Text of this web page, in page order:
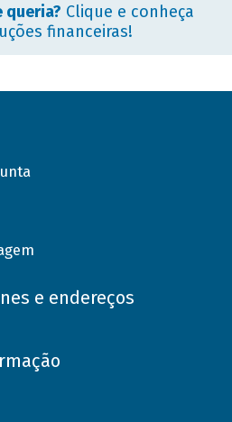
queria? Clique e conheça
financeiras!
e endereços